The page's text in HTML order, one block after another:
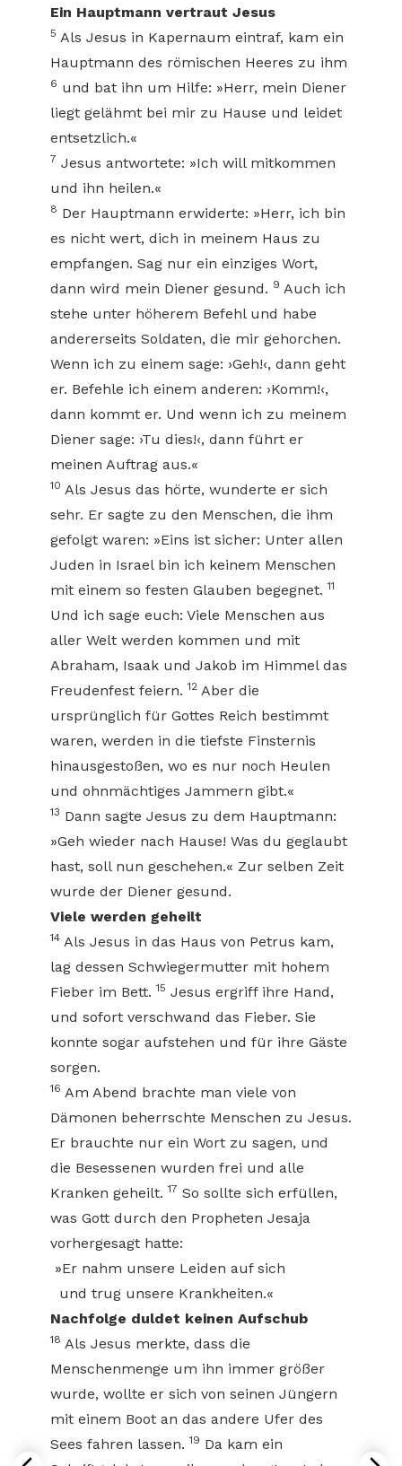
Ein Hauptmann vertraut Jesus
5 Als Jesus in Kapernaum eintraf, kam ein
Hauptmann des römischen Heeres zu ihm
6 und bat ihn um Hilfe: »Herr, mein Diener
liegt gelähmt bei mir zu Hause und leidet
entsetzlich.«
7 Jesus antwortete: »Ich will mitkommen
und ihn heilen.«
8 Der Hauptmann erwiderte: »Herr, ich bin
es nicht wert, dich in meinem Haus zu
empfangen. Sag nur ein einziges Wort,
dann wird mein Diener gesund. 9 Auch ich
stehe unter höherem Befehl und habe
andererseits Soldaten, die mir gehorchen.
Wenn ich zu einem sage: ›Geh!‹, dann geht
er. Befehle ich einem anderen: ›Komm!‹,
dann kommt er. Und wenn ich zu meinem
Diener sage: ›Tu dies!‹, dann führt er
meinen Auftrag aus.«
10 Als Jesus das hörte, wunderte er sich
sehr. Er sagte zu den Menschen, die ihm
gefolgt waren: »Eins ist sicher: Unter allen
Juden in Israel bin ich keinem Menschen
mit einem so festen Glauben begegnet.11
Und ich sage euch: Viele Menschen aus
aller Welt werden kommen und mit
Abraham, Isaak und Jakob im Himmel das
Freudenfest feiern.12 Aber die
ursprünglich für Gottes Reich bestimmt
waren, werden in die tiefste Finsternis
hinausgestoßen, wo es nur noch Heulen
und ohnmächtiges Jammern gibt.«
13 Dann sagte Jesus zu dem Hauptmann:
»Geh wieder nach Hause! Was du geglaubt
hast, soll nun geschehen.« Zur selben Zeit
wurde der Diener gesund.
Viele werden geheilt
14 Als Jesus in das Haus von Petrus kam,
lag dessen Schwiegermutter mit hohem
Fieber im Bett.15 Jesus ergriff ihre Hand,
und sofort verschwand das Fieber. Sie
konnte sogar aufstehen und für ihre Gäste
sorgen.
16 Am Abend brachte man viele von
Dämonen beherrschte Menschen zu Jesus.
Er brauchte nur ein Wort zu sagen, und
die Besessenen wurden frei und alle
Kranken geheilt.17 So sollte sich erfüllen,
was Gott durch den Propheten Jesaja
vorhergesagt hatte:
»Er nahm unsere Leiden auf sich
und trug unsere Krankheiten.«
Nachfolge duldet keinen Aufschub
18 Als Jesus merkte, dass die
Menschenmenge um ihn immer größer
wurde, wollte er sich von seinen Jüngern
mit einem Boot an das andere Ufer des
Sees fahren lassen.19 Da kam ein